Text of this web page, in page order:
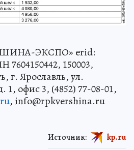
ЭКСПО» erid:
150003,
г. Ярославль, ул.
офис 3, (4852) 77-08-01,
, info@rpkvershina.ru
Источник: kp.ru